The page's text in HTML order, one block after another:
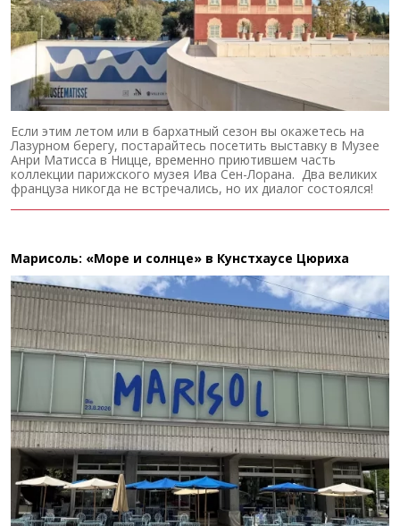
Если этим летом или в бархатный сезон вы окажетесь на
Лазурном берегу, постарайтесь посетить выставку в Музее
Анри Матисса в Ницце, временно приютившем часть
коллекции парижского музея Ива Сен-Лорана. Два великих
француза никогда не встречались, но их диалог состоялся!
Марисоль: «Море и солнце» в Кунстхаусе Цюриха